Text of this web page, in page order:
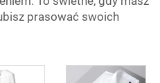
prasować swoich